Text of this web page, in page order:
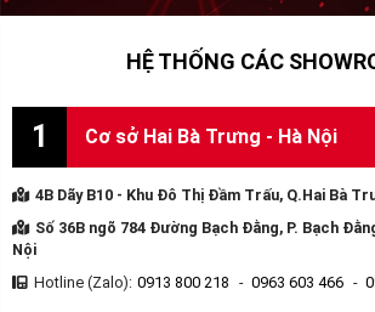
HỆ THỐNG CÁC
1 Cơ sở Hai Bà Trưng - Hà Nội
4B Dãy B10 - Khu Đô Thị Đầm Trấu, Q.Hai Bà
Số 36B ngõ 784 Đường Bạch Đằng, P. Bạch
Nội
Hotline (Zalo): 0913 800 218 - 0963 603 466 -